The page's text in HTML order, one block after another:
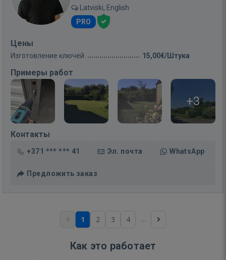
Latviski, English
PRO
Цены
Изготовление ключей 15,00€/Штука
Примеры работ
+3
Контакты
+371 *** *** 41 Эл. почта WhatsApp
Предложить заказ
1 2 3 4 ...
Как это работает